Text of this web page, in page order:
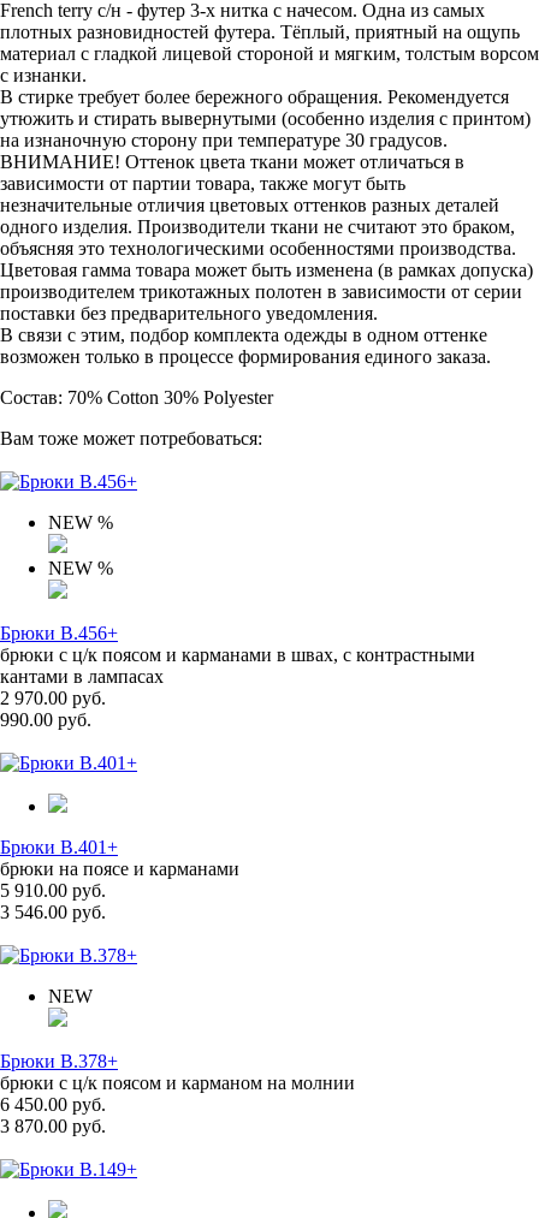
French terry с/н - футер 3-х нитка с начесом. Одна из самых
плотных разновидностей футера. Тёплый, приятный на ощупь
материал с гладкой лицевой стороной и мягким, толстым ворсом
с изнанки.
В стирке требует более бережного обращения. Рекомендуется
утюжить и стирать вывернутыми (особенно изделия с принтом)
на изнаночную сторону при температуре 30 градусов.
ВНИМАНИЕ! Оттенок цвета ткани может отличаться в
зависимости от партии товара, также могут быть
незначительные отличия цветовых оттенков разных деталей
одного изделия. Производители ткани не считают это браком,
объясняя это технологическими особенностями производства.
Цветовая гамма товара может быть изменена (в рамках допуска)
производителем трикотажных полотен в зависимости от серии
поставки без предварительного уведомления.
В связи с этим, подбор комплекта одежды в одном оттенке
возможен только в процессе формирования единого заказа.
Состав: 70% Cotton 30% Polyester
Вам тоже может потребоваться:
NEW %
NEW %
Брюки B.456+
брюки с ц/к поясом и карманами в швах, с контрастными
кантами в лампасах
2 970.00 руб.
990.00 руб.
Брюки B.401+
брюки на поясе и карманами
5 910.00 руб.
3 546.00 руб.
NEW
Брюки B.378+
брюки с ц/к поясом и карманом на молнии
6 450.00 руб.
3 870.00 руб.